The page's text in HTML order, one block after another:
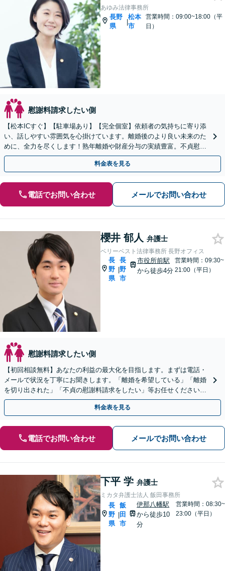
あゆみ法律事務所
長野
県
|
松本
市
営業時間：09:00~18:00（平
日）
慰謝料請求したい側
【松本ICすぐ】【駐車場あり】【完全個室】依頼者の気持ちに寄り添
い、話しやすい雰囲気を心掛けています。離婚後のより良い未来のた
めに、全力を尽くします！熟年離婚や財産分与の実績豊富。不貞慰謝
料もお任せ下さい。
料金表を見る
電話でお問い合わせ メールでお問い合わせ
櫻井 郁人 弁護士
ベリーベスト法律事務所 長野オフィス
長
野
県
|
長
野
市
市役所前駅
から徒歩4分
営業時間：09:30~
21:00（平日）
慰謝料請求したい側
【初回相談無料】あなたの利益の最大化を目指します。まずは電話・
メールで状況を丁寧にお聞きします。「離婚を希望している」「離婚
を切り出された」「不貞の慰謝料請求をしたい」等お任せください。
【リーズナブルな料金設定】
料金表を見る
電話でお問い合わせ メールでお問い合わせ
下平 学 弁護士
ミカタ弁護士法人 飯田事務所
長
野
県
|
飯
田
市
伊那八幡駅
から徒歩10
分
営業時間：08:30~
23:00（平日）